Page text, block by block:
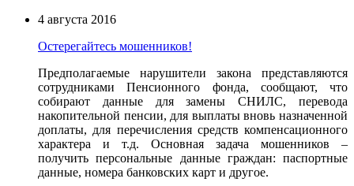
4 августа 2016
Остерегайтесь мошенников!
Предполагаемые нарушители закона представляются
сотрудниками Пенсионного фонда, сообщают, что
собирают данные для замены СНИЛС, перевода
накопительной пенсии, для выплаты вновь назначенной
доплаты, для перечисления средств компенсационного
характера и т.д. Основная задача мошенников –
получить персональные данные граждан: паспортные
данные, номера банковских карт и другое.